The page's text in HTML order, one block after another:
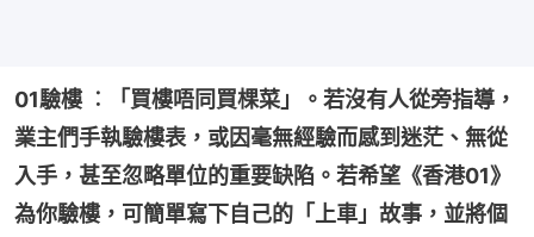
01驗樓 ︰「買樓唔同買棵菜」。若沒有人從旁指導，
業主們手執驗樓表，或因毫無經驗而感到迷茫、無從
入手，甚至忽略單位的重要缺陷。若希望《香港01》
為你驗樓，可簡單寫下自己的「上車」故事，並將個